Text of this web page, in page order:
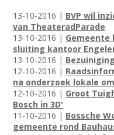
13-10-2016 | BVP wil
van TheateradParade
13-10-2016 |
sluiting kantoor
13-10-2016 |
12-10-2016 |
na onderzoek lokale
12-10-2016 | Groot
Bosch in 3D'
11-10-2016 | Bossche
gemeente rond